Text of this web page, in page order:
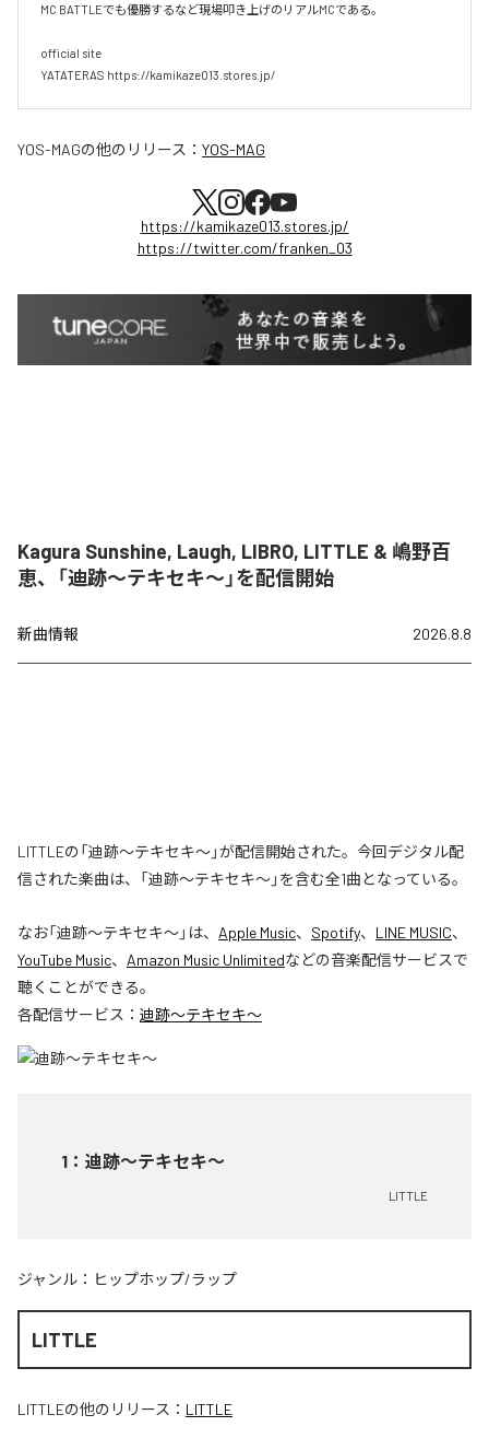
MC BATTLEでも優勝するなど現場叩き上げのリアルMCである。
official site
YATATERAS https://kamikaze013.stores.jp/
YOS-MAGの他のリリース： YOS-MAG
https://kamikaze013.stores.jp/
https://twitter.com/franken_03
Kagura Sunshine, Laugh, LIBRO, LITTLE & 嶋野百
恵、「迪跡〜テキセキ〜」を配信開始
新曲情報 2026.8.8
LITTLEの「迪跡〜テキセキ〜」が配信開始された。今回デジタル配
信された楽曲は、「迪跡〜テキセキ〜」を含む全1曲となっている。
なお「迪跡〜テキセキ〜」は、 Apple Music、 Spotify、 LINE MUSIC、
YouTube Music、 Amazon Music Unlimitedなどの音楽配信サービスで
聴くことができる。
各配信サービス： 迪跡〜テキセキ〜
1 ： 迪跡〜テキセキ〜
LITTLE
ジャンル： ヒップホップ/ラップ
LITTLE
LITTLEの他のリリース： LITTLE